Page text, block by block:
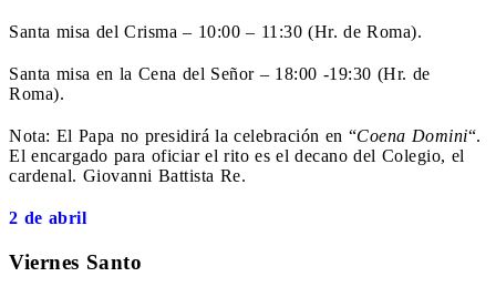
Santa misa del Crisma – 10:00 – 11:30 (Hr. de Roma).
Santa misa en la Cena del Señor – 18:00 -19:30 (Hr. de
Roma).
Nota: El Papa no presidirá la celebración en “Coena Domini“.
El encargado para oficiar el rito es el decano del Colegio, el
cardenal. Giovanni Battista Re.
2 de abril
Viernes Santo